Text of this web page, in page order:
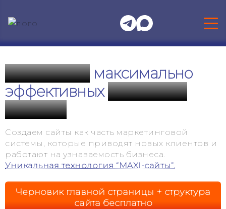
Разработка максимально
эффективных сайтов для
бизнеса
Создаем сайты как часть маркетинговой
системы, которые приводят новых клиентов и
работают на узнаваемость бизнеса.
Уникальная технология “MAXI-сайты”.
Черновик главной страницы + структура
сайта бесплатно